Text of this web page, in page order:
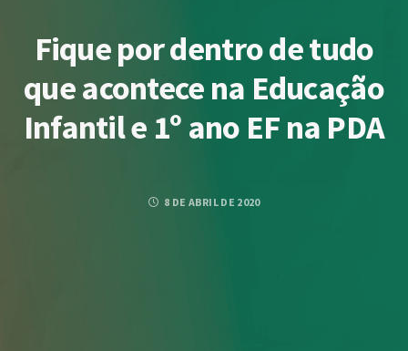
Fique por dentro de tudo
que acontece na Educação
Infantil e 1º ano EF na PDA
8 DE ABRIL DE 2020